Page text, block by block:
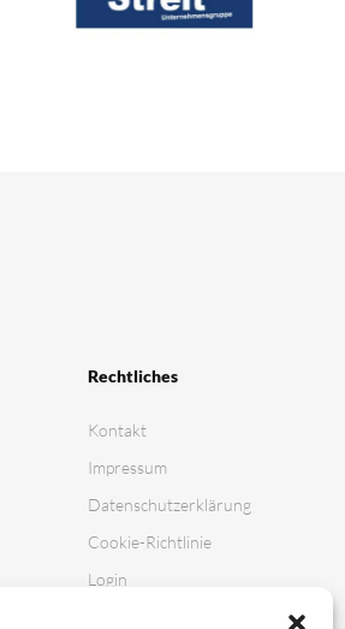
Rechtliches
Kontakt
Impressum
Datenschutz­erklärung
Cookie-Richtlinie
Login